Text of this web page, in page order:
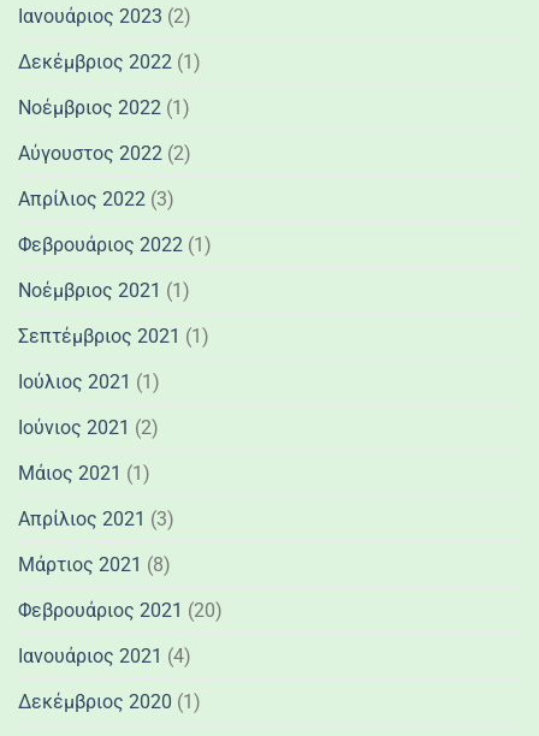
Ιανουάριος 2023 (2)
Δεκέμβριος 2022 (1)
Νοέμβριος 2022 (1)
Αύγουστος 2022 (2)
Απρίλιος 2022 (3)
Φεβρουάριος 2022 (1)
Νοέμβριος 2021 (1)
Σεπτέμβριος 2021 (1)
Ιούλιος 2021 (1)
Ιούνιος 2021 (2)
Μάιος 2021 (1)
Απρίλιος 2021 (3)
Μάρτιος 2021 (8)
Φεβρουάριος 2021 (20)
Ιανουάριος 2021 (4)
Δεκέμβριος 2020 (1)